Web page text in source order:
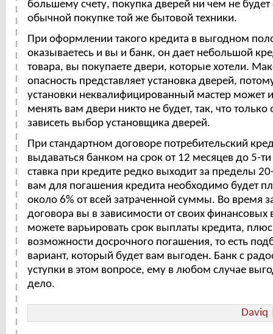
большему счету, покупка дверей ни чем не будет
обычной покупке той же бытовой техники.
При оформлении такого кредита в выгодном
оказываетесь и вы и банк, он дает небольшой
товара, вы покупаете двери, которые хотели.
опасность представляет установка дверей,
установки неквалифицированный мастер может
менять вам двери никто не будет, так, что только
зависеть выбор установщика дверей.
При стандартном договоре потребительский
выдаваться банком на срок от 12 месяцев до 5-
ставка при кредите редко выходит за пределы
вам для погашения кредита необходимо будет
около 6% от всей затраченной суммы. Во время
договора вы в зависимости от своих финансовых
можете варьировать срок выплаты кредита,
возможности досрочного погашения, то есть
вариант, который будет вам выгоден. Банк с
уступки в этом вопросе, ему в любом случае
дело.
Daviq